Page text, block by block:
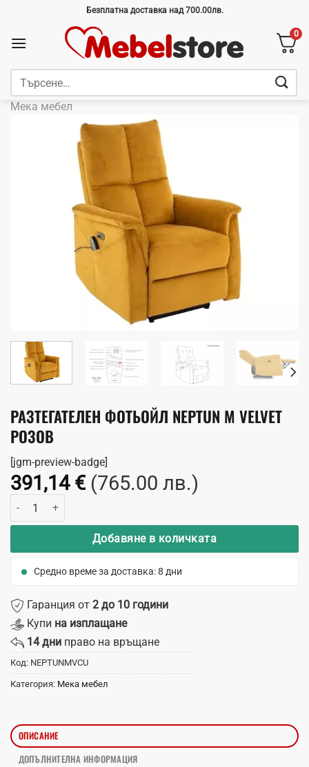
content
Безплатна доставка над 700.00лв.
0
Търсене
Мека мебел
РАЗТЕГАТЕЛЕН ФОТЬОЙЛ NEPTUN M VELVET
РОЗОВ
[jgm-preview-badge]
391,14 € (765.00 лв.)
количество за Разтегателен фотьойл Neptun M Velvet розов
Добавяне в количката
Средно време за доставка: 8 дни
Гаранция от 2 до 10 години
Купи на изплащане
14 дни право на връщане
Код: NEPTUNMVCU
Категория: Мека мебел
ОПИСАНИЕ
ДОПЪЛНИТЕЛНА ИНФОРМАЦИЯ